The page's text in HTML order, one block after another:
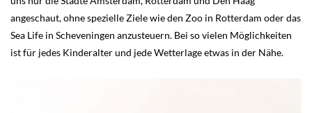
angeschaut, ohne spezielle Ziele wie den Zoo in Rotterdam oder das
Sea Life in Scheveningen anzusteuern. Bei so vielen Möglichkeiten
ist für jedes Kinderalter und jede Wetterlage etwas in der Nähe.